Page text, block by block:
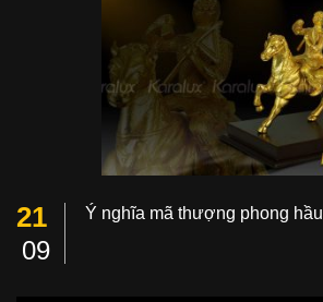
21
09
Ý nghĩa mã thượng phong hầu